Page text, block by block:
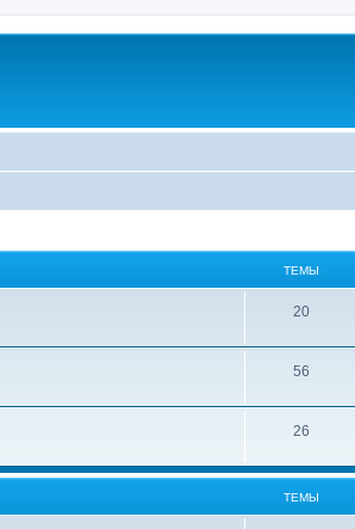
ТЕМЫ
20
56
26
ТЕМЫ